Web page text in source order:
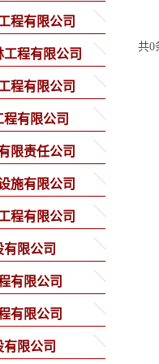
程有限公司
程有限公司
程有限公司
有限公司
限责任公司
施有限公司
程有限公司
限公司
有限公司
有限公司
限公司
共0